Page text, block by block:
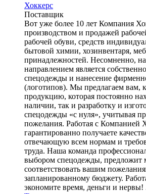
Хоккерс
Поставщик
Вот уже более 10 лет Компания
производством и продажей
рабочей обуви, средств
бытовой химии, хозинвентаря,
принадлежностей. Несомненно,
направлением является
спецодежды и нанесение
(логотипов). Мы предлагаем вам,
продукцию, которая постоянно
наличии, так и разработку и
спецодежды «с нуля», учитывая
пожелания. Работая с Компанией
гарантированно получаете
отвечающую всем нормам и
труда. Наша команда
выбором спецодежды, предложит
соответствовать вашим
запланированному бюджету.
экономите время, деньги и нервы!